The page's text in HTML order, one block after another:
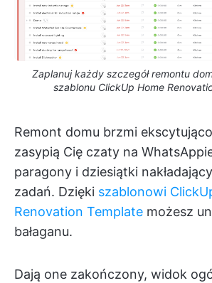
Zaplanuj każdy szczegół remontu
szablonu ClickUp Home
Remont domu brzmi
zasypią Cię czaty na
paragony i dziesiątki
zadań. Dzięki szablonowi
Renovation Template możesz
bałaganu.
Dają one zakończony, widok